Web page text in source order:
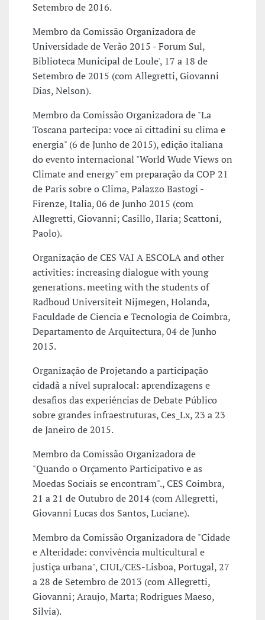
Setembro de 2016.
Membro da Comissão Organizadora de
Universidade de Verão 2015 - Forum Sul,
Biblioteca Municipal de Loule', 17 a 18 de
Setembro de 2015 (com Allegretti, Giovanni
Dias, Nelson).
Membro da Comissão Organizadora de "La
Toscana partecipa: voce ai cittadini su clima e
energia" (6 de Junho de 2015), edição italiana
do evento internacional "World Wude Views on
Climate and energy" em preparação da COP 21
de Paris sobre o Clima, Palazzo Bastogi -
Firenze, Italia, 06 de Junho 2015 (com
Allegretti, Giovanni; Casillo, Ilaria; Scattoni,
Paolo).
Organização de CES VAI A ESCOLA and other
activities: increasing dialogue with young
generations. meeting with the students of
Radboud Universiteit Nijmegen, Holanda,
Faculdade de Ciencia e Tecnologia de Coimbra,
Departamento de Arquitectura, 04 de Junho
2015.
Organização de Projetando a participação
cidadã a nível supralocal: aprendizagens e
desafios das experiências de Debate Público
sobre grandes infraestruturas, Ces_Lx, 23 a 23
de Janeiro de 2015.
Membro da Comissão Organizadora de
"Quando o Orçamento Participativo e as
Moedas Sociais se encontram"., CES Coimbra,
21 a 21 de Outubro de 2014 (com Allegretti,
Giovanni Lucas dos Santos, Luciane).
Membro da Comissão Organizadora de "Cidade
e Alteridade: convivência multicultural e
justiça urbana", CIUL/CES-Lisboa, Portugal, 27
a 28 de Setembro de 2013 (com Allegretti,
Giovanni; Araujo, Marta; Rodrigues Maeso,
Silvia).